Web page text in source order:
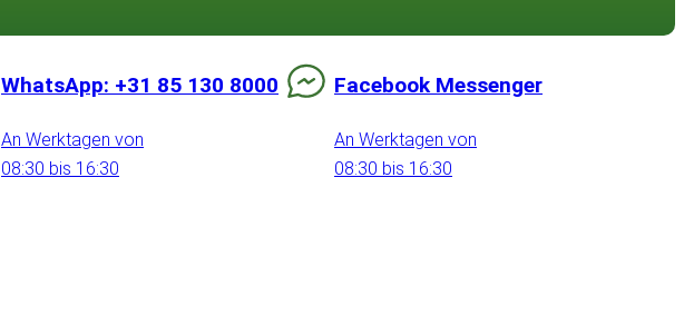
WhatsApp: +31 85 130 8000
An Werktagen von
08:30 bis 16:30
Facebook Messenger
An Werktagen von
08:30 bis 16:30